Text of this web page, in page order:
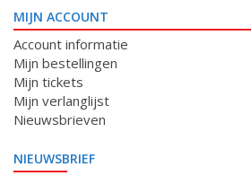
MIJN ACCOUNT
Account informatie
Mijn bestellingen
Mijn tickets
Mijn verlanglijst
Nieuwsbrieven
NIEUWSBRIEF